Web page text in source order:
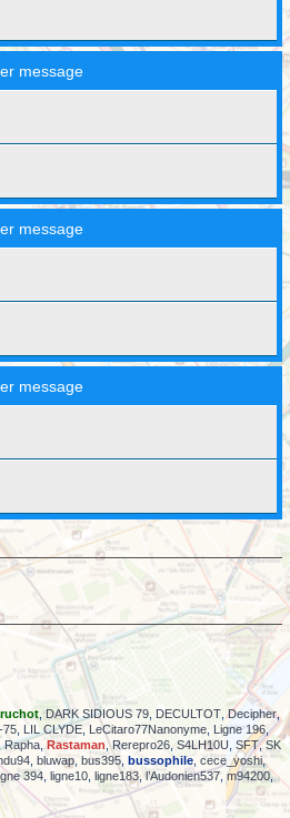
message
message
message
,DARK SIDIOUS 79 DECULTOT ,Decipher,
75 LIL CLYDE LeCitaro77Nanonyme Ligne 196,
Rapha Rastaman ,Rerepro26 S4LH10U SFT,SK
bluwap bus395 bussophile cece_yoshi,
394 ligne10 ligne183 ,l’Audonien537 m94200,